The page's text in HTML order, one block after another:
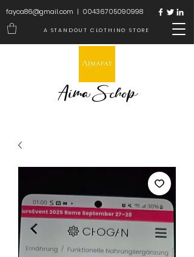
fayca86@gmail.com | 00436705090998
A STANDOUT CLOTHING STORE
Aima Schop